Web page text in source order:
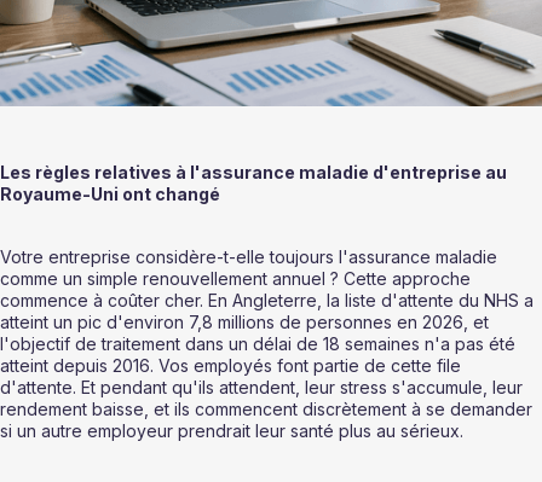
Les règles relatives à l'assurance maladie d'entreprise au
Royaume-Uni ont changé
Votre entreprise considère-t-elle toujours l'assurance maladie
comme un simple renouvellement annuel ? Cette approche
commence à coûter cher. En Angleterre, la liste d'attente du NHS a
atteint un pic d'environ 7,8 millions de personnes en 2026, et
l'objectif de traitement dans un délai de 18 semaines n'a pas été
atteint depuis 2016. Vos employés font partie de cette file
d'attente. Et pendant qu'ils attendent, leur stress s'accumule, leur
rendement baisse, et ils commencent discrètement à se demander
si un autre employeur prendrait leur santé plus au sérieux.